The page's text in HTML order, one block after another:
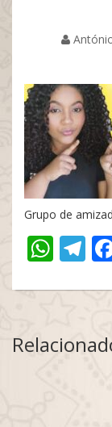
Grupo de